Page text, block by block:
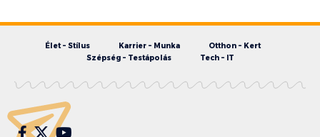
Élet – Stílus Karrier – Munka
Otthon – Kert
Szépség – Testápolás
Tech – IT